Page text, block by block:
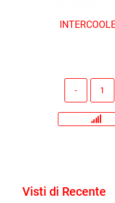
Visti di Recente